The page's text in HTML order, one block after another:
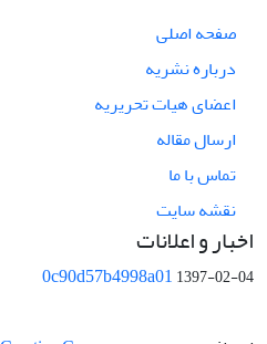
صفحه اصلی
درباره نشریه
اعضای هیات تحریریه
ارسال مقاله
تماس با ما
نقشه سایت
اخبار و اعلانات
0c90d57b4998a011397-02-04